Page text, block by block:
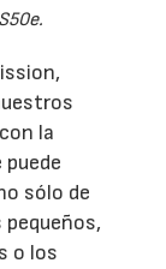
la
sólo de
o los